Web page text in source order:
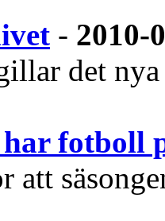
- 2010-
det nya
fotboll
att